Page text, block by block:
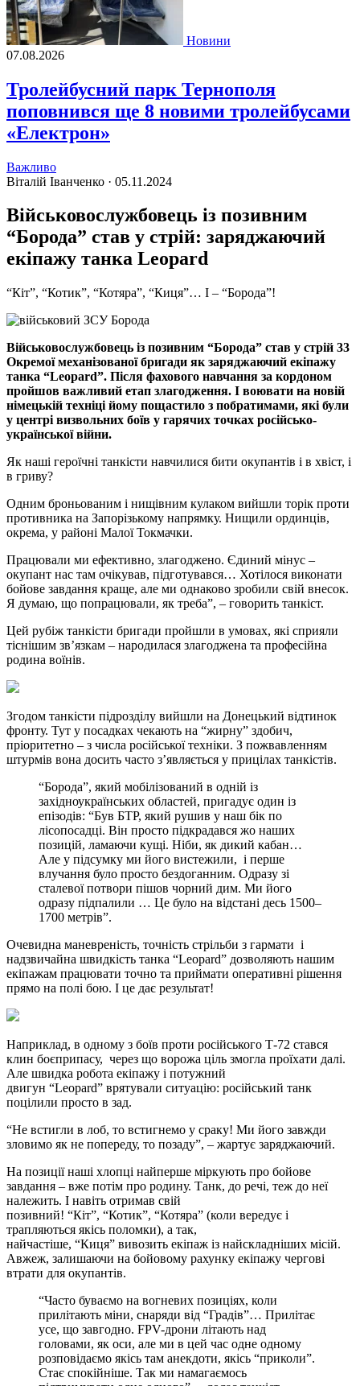
Новини
07.08.2026
Тролейбусний парк Тернополя
поповнився ще 8 новими тролейбусами
«Електрон»
Важливо
Віталій Іванченко · 05.11.2024
Військовослужбовець із позивним
“Борода” став у стрій: заряджаючий
екіпажу танка Leopard
“Кіт”, “Котик”, “Котяра”, “Киця”… І – “Борода”!
Військовослужбовець із позивним “Борода” став у стрій 33
Окремої механізованої бригади як заряджаючий екіпажу
танка “Leopard”. Після фахового навчання за кордоном
пройшов важливий етап злагодження. І воювати на новій
німецькій техніці йому пощастило з побратимами, які були
у центрі визвольних боїв у гарячих точках російсько-
української війни.
Як наші героїчні танкісти навчилися бити окупантів і в хвіст, і
в гриву?
Одним броньованим і нищівним кулаком вийшли торік проти
противника на Запорізькому напрямку. Нищили ординців,
окрема, у районі Малої Токмачки.
Працювали ми ефективно, злагоджено. Єдиний мінус –
окупант нас там очікував, підготувався… Хотілося виконати
бойове завдання краще, але ми однаково зробили свій внесок.
Я думаю, що попрацювали, як треба”, – говорить танкіст.
Цей рубіж танкісти бригади пройшли в умовах, які сприяли
тіснішим зв’язкам – народилася злагоджена та професійна
родина воїнів.
Згодом танкісти підрозділу вийшли на Донецький відтинок
фронту. Тут у посадках чекають на “жирну” здобич,
пріоритетно – з числа російської техніки. З пожвавленням
штурмів вона досить часто з’являється у прицілах танкістів.
“Борода”, який мобілізований в одній із
західноукраїнських областей, пригадує один із
епізодів: “Був БТР, який рушив у наш бік по
лісопосадці. Він просто підкрадався жо наших
позицій, ламаючи кущі. Ніби, як дикий кабан…
Але у підсумку ми його вистежили, і перше
влучання було просто бездоганним. Одразу зі
сталевої потвори пішов чорний дим. Ми його
одразу підпалили … Це було на відстані десь 1500–
1700 метрів”.
Очевидна маневреність, точність стрільби з гармати і
надзвичайна швидкість танка “Leopard” дозволяють нашим
екіпажам працювати точно та приймати оперативні рішення
прямо на полі бою. І це дає результат!
Наприклад, в одному з боїв проти російського Т-72 стався
клин боєприпасу, через що ворожа ціль змогла проїхати далі.
Але швидка робота екіпажу і потужний
двигун “Leopard” врятували ситуацію: російський танк
поцілили просто в зад.
“Не встигли в лоб, то встигнемо у сраку! Ми його завжди
зловимо як не попереду, то позаду”, – жартує заряджаючий.
На позиції наші хлопці найперше міркують про бойове
завдання – вже потім про родину. Танк, до речі, теж до неї
належить. І навіть отримав свій
позивний! “Кіт”, “Котик”, “Котяра” (коли вередує і
трапляються якісь поломки), а так,
найчастіше, “Киця” вивозить екіпаж із найскладніших місій.
Авжеж, залишаючи на бойовому рахунку екіпажу чергові
втрати для окупантів.
“Часто буваємо на вогневих позиціях, коли
прилітають міни, снаряди від “Градів”… Прилітає
усе, що завгодно. FPV-дрони літають над
головами, як оси, але ми в цей час одне одному
розповідаємо якісь там анекдоти, якісь “приколи”.
Стає спокійніше. Так ми намагаємось